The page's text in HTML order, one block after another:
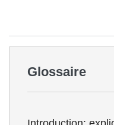
Glossaire